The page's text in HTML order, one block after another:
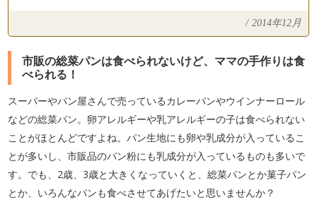
/ 2014年12月
市販の総菜パンは食べられないけど、ママの手作りは食
べられる！
スーパーやパン屋さんで売っているカレーパンやウインナーロール
などの総菜パン。卵アレルギーや乳アレルギーの子は食べられない
ことがほとんどですよね。パン生地にも卵や乳成分が入っているこ
とが多いし、市販品のパン粉にも乳成分が入っているものも多いで
す。でも、2歳、3歳と大きくなっていくと、総菜パンとか菓子パン
とか、いろんなパンも食べさせてあげたいと思いませんか？